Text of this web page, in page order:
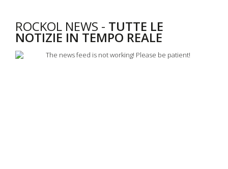
ROCKOL NEWS - TUTTE LE
NOTIZIE IN TEMPO REALE